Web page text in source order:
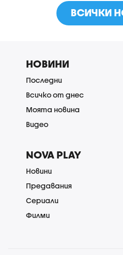
ВСИЧКИ
НОВИНИ
Последни
Всичко от днес
Моята новина
Видео
NOVA PLAY
Новини
Предавания
Сериали
Филми